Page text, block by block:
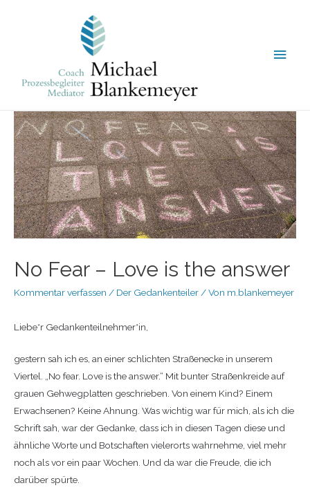
No Fear – Love is the answer
Kommentar verfassen / Der Gedankenteiler/ Von m.blankemeyer
Liebe*r Gedankenteilnehmer*in,
gestern sah ich es, an einer schlichten Straßenecke in unserem
Viertel. „No fear. Love is the answer.“ Mit bunter Straßenkreide auf
grauen Gehwegplatten geschrieben. Von einem Kind? Einem
Erwachsenen? Keine Ahnung. Was wichtig war für mich, als ich die
Schrift sah, war der Gedanke, dass ich in diesen Tagen diese und
ähnliche Worte und Botschaften vielerorts wahrnehme, viel mehr
noch als vor ein paar Wochen. Und da war die Freude, die ich
darüber spürte.